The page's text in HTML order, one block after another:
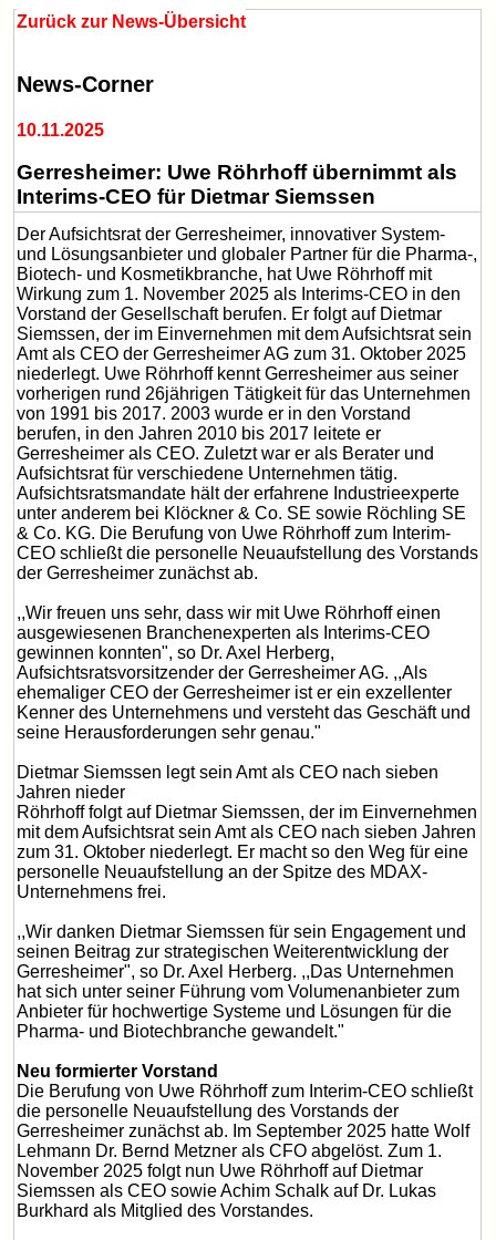
Zurück zur News-Übersicht
News-Corner
10.11.2025
Gerresheimer: Uwe Röhrhoff übernimmt als
Interims-CEO für Dietmar Siemssen
Der Aufsichtsrat der Gerresheimer, innovativer System-
und Lösungsanbieter und globaler Partner für die Pharma-,
Biotech- und Kosmetikbranche, hat Uwe Röhrhoff mit
Wirkung zum 1. November 2025 als Interims-CEO in den
Vorstand der Gesellschaft berufen. Er folgt auf Dietmar
Siemssen, der im Einvernehmen mit dem Aufsichtsrat sein
Amt als CEO der Gerresheimer AG zum 31. Oktober 2025
niederlegt. Uwe Röhrhoff kennt Gerresheimer aus seiner
vorherigen rund 26jährigen Tätigkeit für das Unternehmen
von 1991 bis 2017. 2003 wurde er in den Vorstand
berufen, in den Jahren 2010 bis 2017 leitete er
Gerresheimer als CEO. Zuletzt war er als Berater und
Aufsichtsrat für verschiedene Unternehmen tätig.
Aufsichtsratsmandate hält der erfahrene Industrieexperte
unter anderem bei Klöckner & Co. SE sowie Röchling SE
& Co. KG. Die Berufung von Uwe Röhrhoff zum Interim-
CEO schließt die personelle Neuaufstellung des Vorstands
der Gerresheimer zunächst ab.
,,Wir freuen uns sehr, dass wir mit Uwe Röhrhoff einen
ausgewiesenen Branchenexperten als Interims-CEO
gewinnen konnten", so Dr. Axel Herberg,
Aufsichtsratsvorsitzender der Gerresheimer AG. ,,Als
ehemaliger CEO der Gerresheimer ist er ein exzellenter
Kenner des Unternehmens und versteht das Geschäft und
seine Herausforderungen sehr genau."
Dietmar Siemssen legt sein Amt als CEO nach sieben
Jahren nieder
Röhrhoff folgt auf Dietmar Siemssen, der im Einvernehmen
mit dem Aufsichtsrat sein Amt als CEO nach sieben Jahren
zum 31. Oktober niederlegt. Er macht so den Weg für eine
personelle Neuaufstellung an der Spitze des MDAX-
Unternehmens frei.
,,Wir danken Dietmar Siemssen für sein Engagement und
seinen Beitrag zur strategischen Weiterentwicklung der
Gerresheimer", so Dr. Axel Herberg. ,,Das Unternehmen
hat sich unter seiner Führung vom Volumenanbieter zum
Anbieter für hochwertige Systeme und Lösungen für die
Pharma- und Biotechbranche gewandelt."
Neu formierter Vorstand
Die Berufung von Uwe Röhrhoff zum Interim-CEO schließt
die personelle Neuaufstellung des Vorstands der
Gerresheimer zunächst ab. Im September 2025 hatte Wolf
Lehmann Dr. Bernd Metzner als CFO abgelöst. Zum 1.
November 2025 folgt nun Uwe Röhrhoff auf Dietmar
Siemssen als CEO sowie Achim Schalk auf Dr. Lukas
Burkhard als Mitglied des Vorstandes.